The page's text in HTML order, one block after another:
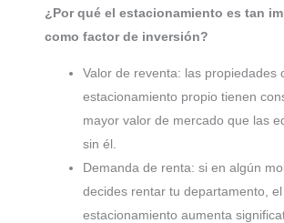
¿Por qué el estacionamiento es tan
como factor de inversión?
Valor de reventa: las propiedades
estacionamiento propio tienen
mayor valor de mercado que las
sin él.
Demanda de renta: si en algún
decides rentar tu departamento, el
estacionamiento aumenta